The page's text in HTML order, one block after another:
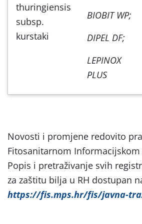
thuringiensis
subsp.
kurstaki
BIOBIT WP;
DIPEL DF;
LEPINOX
PLUS
Novosti i promjene redovito
Fitosanitarnom Informacijskom
Popis i pretraživanje svih
za zaštitu bilja u RH dostupan
https://fis.mps.hr/fis/javna-